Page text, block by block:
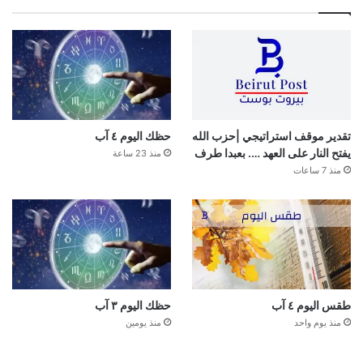
تقدير موقف استراتيجي |حزب الله
يفتح النار على العهد …. بعبدا طرف
منذ 7 ساعات
حظك اليوم ٤ آب
منذ 23 ساعة
طقس اليوم ٤ آب
منذ يوم واحد
حظك اليوم ٣ آب
منذ يومين